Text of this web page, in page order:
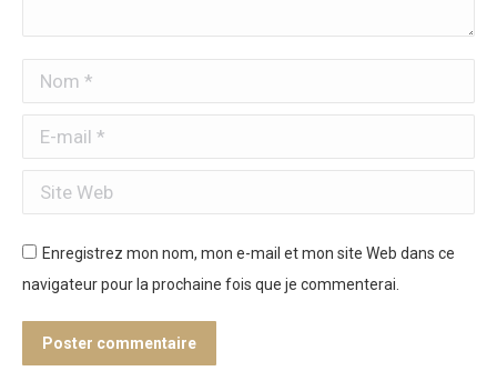
Nom *
E-mail *
Site Web
Enregistrez mon nom, mon e-mail et mon site Web dans ce
navigateur pour la prochaine fois que je commenterai.
Poster commentaire